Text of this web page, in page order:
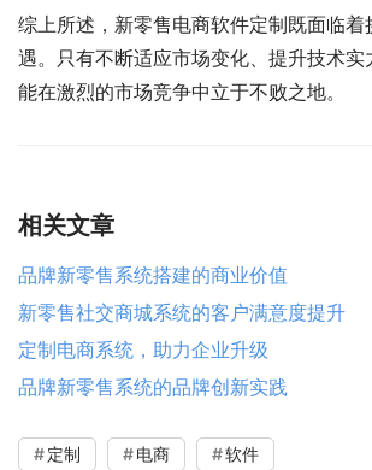
综上所述，新零售电商软件定制既面临着
遇。只有不断适应市场变化、提升技术
能在激烈的市场竞争中立于不败之地。
相关文章
品牌新零售系统搭建的商业价值
新零售社交商城系统的客户满意度提升
定制电商系统，助力企业升级
品牌新零售系统的品牌创新实践
定制 电商 软件